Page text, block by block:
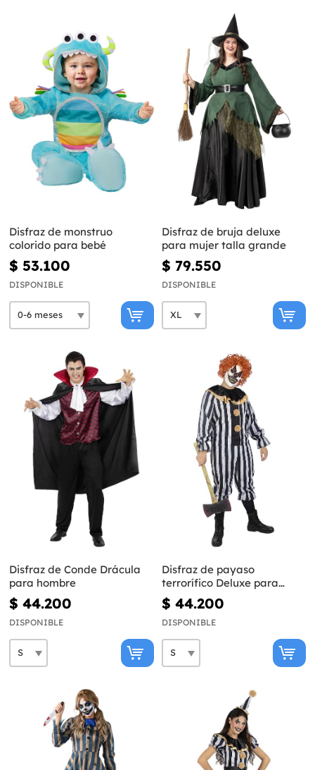
Disfraz de monstruo
colorido para bebé
$ 53.100
DISPONIBLE
Disfraz de bruja deluxe
para mujer talla grande
$ 79.550
DISPONIBLE
Disfraz de Conde Drácula
para hombre
$ 44.200
DISPONIBLE
Disfraz de payaso
terrorífico Deluxe para
hombre
$ 44.200
DISPONIBLE